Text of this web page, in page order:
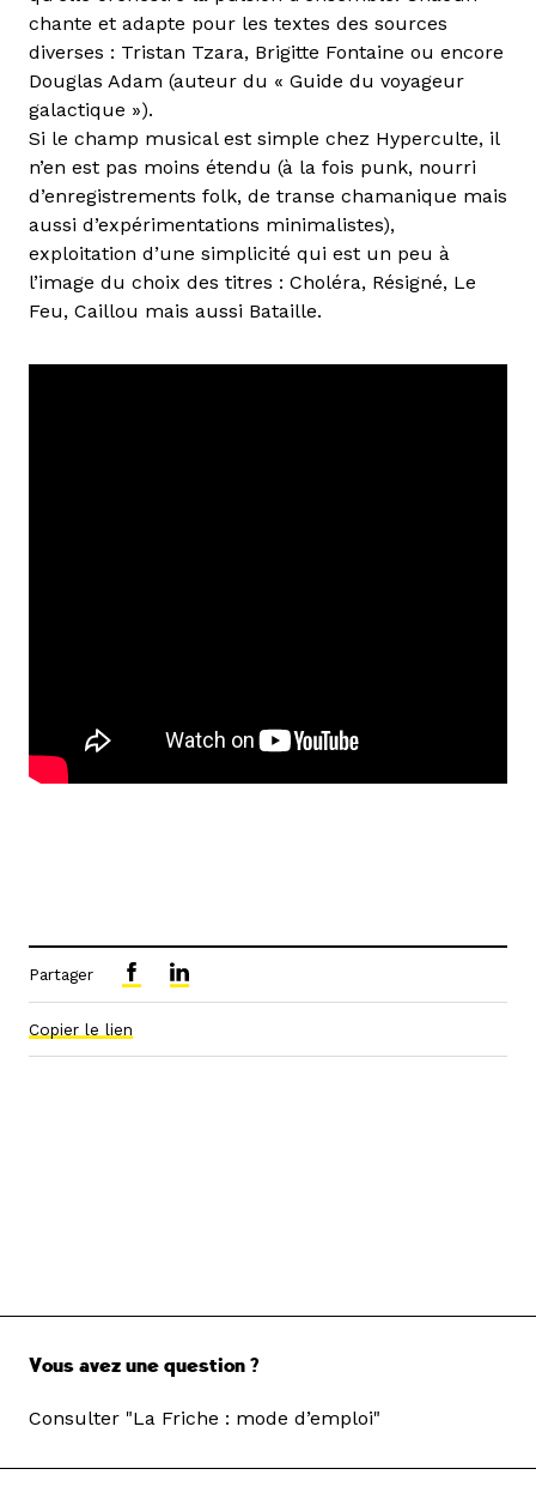
chante et adapte pour les textes des sources
diverses : Tristan Tzara, Brigitte Fontaine ou encore
Douglas Adam (auteur du « Guide du voyageur
galactique »).
Si le champ musical est simple chez Hyperculte, il
n’en est pas moins étendu (à la fois punk, nourri
d’enregistrements folk, de transe chamanique mais
aussi d’expérimentations minimalistes),
exploitation d’une simplicité qui est un peu à
l’image du choix des titres : Choléra, Résigné, Le
Feu, Caillou mais aussi Bataille.
Partager
Copier le lien
Vous avez une question ?
Consulter "La Friche : mode d’emploi"